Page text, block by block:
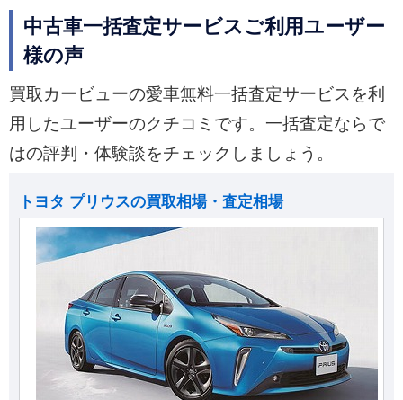
中古車一括査定サービスご利用ユーザー
様の声
買取カービューの愛車無料一括査定サービスを利
用したユーザーのクチコミです。一括査定ならで
はの評判・体験談をチェックしましょう。
トヨタ プリウスの買取相場・査定相場